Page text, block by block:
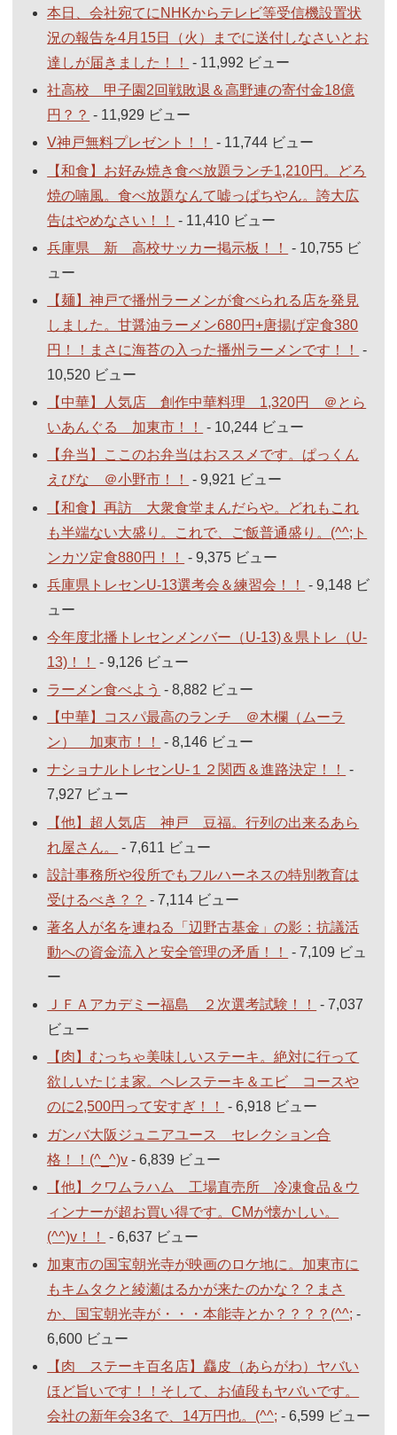
本日、会社宛てにNHKからテレビ等受信機設置状
況の報告を4月15日（火）までに送付しなさいとお
達しが届きました！！
- 11,992 ビュー
社高校 甲子園2回戦敗退＆高野連の寄付金18億
円？？ - 11,929 ビュー
V神戸無料プレゼント！！
- 11,744 ビュー
【和食】お好み焼き食べ放題ランチ1,210円。どろ
焼の喃風。食べ放題なんて嘘っぱちやん。誇大広
告はやめなさい！！
- 11,410 ビュー
兵庫県 新 高校サッカー掲示板！！
- 10,755 ビ
ュー
【麺】神戸で播州ラーメンが食べられる店を発見
しました。甘醤油ラーメン680円+唐揚げ定食380
円！！まさに海苔の入った播州ラーメンです！！
-
10,520 ビュー
【中華】人気店 創作中華料理 1,320円 ＠とら
いあんぐる 加東市！！
- 10,244 ビュー
【弁当】ここのお弁当はおススメです。ぱっくん
えびな ＠小野市！！
- 9,921 ビュー
【和食】再訪 大衆食堂まんだらや。どれもこれ
も半端ない大盛り。これで、ご飯普通盛り。(^^;ト
ンカツ定食880円！！
- 9,375 ビュー
兵庫県トレセンU-13選考会＆練習会！！
- 9,148 ビ
ュー
今年度北播トレセンメンバー（U-13)＆県トレ（U-
13)！！
- 9,126 ビュー
ラーメン食べよう - 8,882 ビュー
【中華】コスパ最高のランチ ＠木欄（ムーラ
ン） 加東市！！
- 8,146 ビュー
ナショナルトレセンU-１２関西＆進路決定！！
-
7,927 ビュー
【他】超人気店 神戸 豆福。行列の出来るあら
れ屋さん。
- 7,611 ビュー
設計事務所や役所でもフルハーネスの特別教育は
受けるべき？？ - 7,114 ビュー
著名人が名を連ねる「辺野古基金」の影：抗議活
動への資金流入と安全管理の矛盾！！
- 7,109 ビュ
ー
ＪＦＡアカデミー福島 ２次選考試験！！
- 7,037
ビュー
【肉】むっちゃ美味しいステーキ。絶対に行って
欲しいたじま家。ヘレステーキ＆エビ コースや
のに2,500円って安すぎ！！
- 6,918 ビュー
ガンバ大阪ジュニアユース セレクション合
格！！(^_^)v - 6,839 ビュー
【他】クワムラハム 工場直売所 冷凍食品＆ウ
ィンナーが超お買い得です。CMが懐かしい。
(^^)v！！
- 6,637 ビュー
加東市の国宝朝光寺が映画のロケ地に。加東市に
もキムタクと綾瀬はるかが来たのかな？？まさ
か、国宝朝光寺が・・・本能寺とか？？？？(^^; -
6,600 ビュー
【肉 ステーキ百名店】麤皮（あらがわ）ヤバい
ほど旨いです！！そして、お値段もヤバいです。
会社の新年会3名で、14万円也。(^^; - 6,599 ビュー